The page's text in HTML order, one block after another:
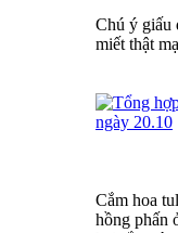
Chú ý giấu
miết thật
Cắm hoa
hồng phấn